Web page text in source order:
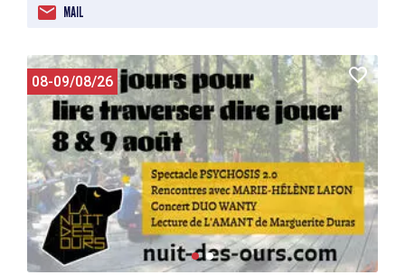
MAIL
08-09/08/26